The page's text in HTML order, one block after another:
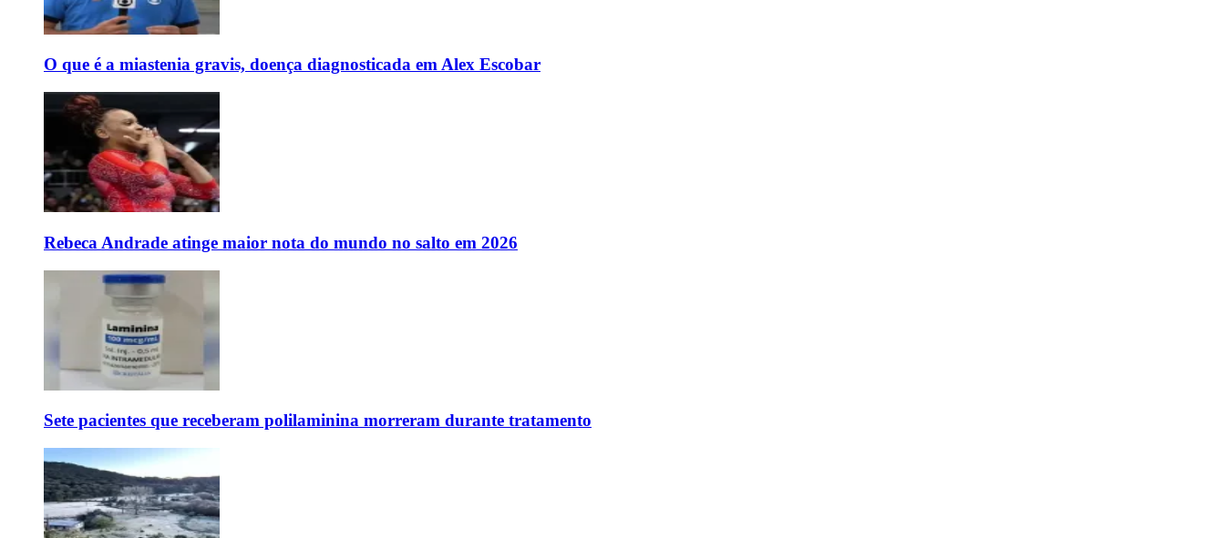
O que é a miastenia gravis, doença diagnosticada em Alex Escobar
Rebeca Andrade atinge maior nota do mundo no salto em 2026
Sete pacientes que receberam polilaminina morreram durante tratamento